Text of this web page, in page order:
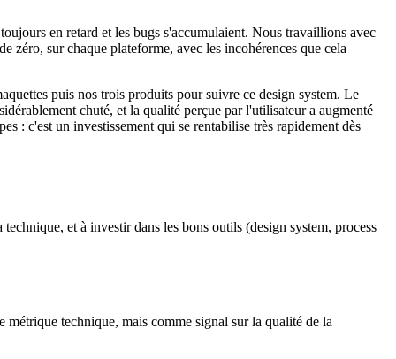
en retard et les bugs s'accumulaient. Nous travaillions avec
zéro, sur chaque plateforme, avec les incohérences que cela
puis nos trois produits pour suivre ce design system. Le
chuté, et la qualité perçue par l'utilisateur a augmenté
: c'est un investissement qui se rentabilise très rapidement dès
et à investir dans les bons outils (design system, process
métrique technique, mais comme signal sur la qualité de la